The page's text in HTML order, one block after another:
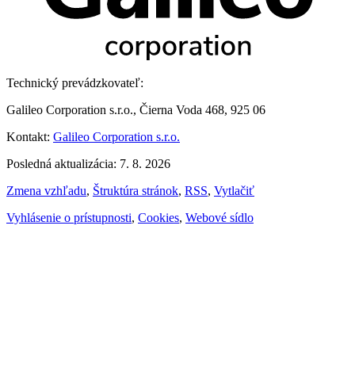
Technický prevádzkovateľ:
Galileo Corporation s.r.o., Čierna Voda 468, 925 06
Kontakt: Galileo Corporation s.r.o.
Posledná aktualizácia: 7. 8. 2026
Zmena vzhľadu, Štruktúra stránok, RSS, Vytlačiť
Vyhlásenie o prístupnosti, Cookies, Webové sídlo